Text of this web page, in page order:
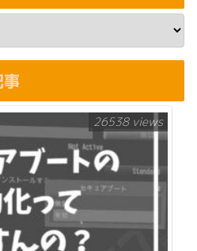
事
26538 views